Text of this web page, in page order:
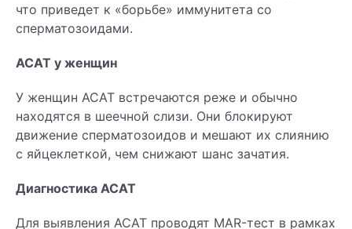
что приведет к «борьбе» иммунитета со
сперматозоидами.
АСАТ у женщин
У женщин АСАТ встречаются реже и обычно
находятся в шеечной слизи. Они блокируют
движение сперматозоидов и мешают их слиянию
с яйцеклеткой, чем снижают шанс зачатия.
Диагностика АСАТ
Для выявления АСАТ проводят MAR-тест в рамках